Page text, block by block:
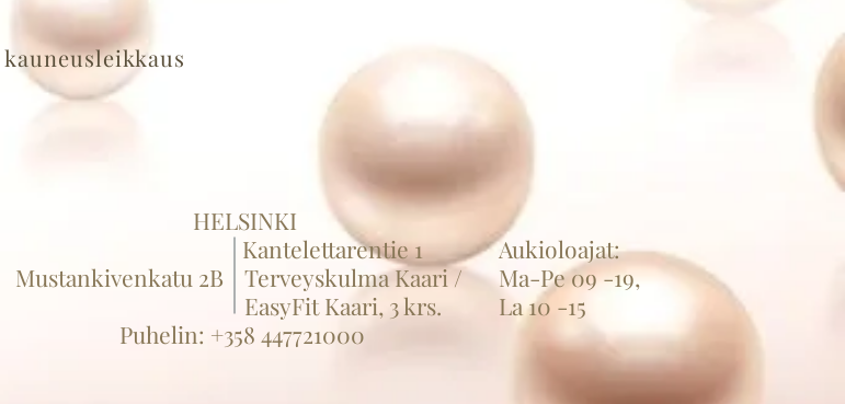
HELSINKI
Kantelettarentie 1
Mustankivenkatu 2B Terveyskulma Kaari /
EasyFit Kaari, 3 krs.
Puhelin: +358 447721000
Aukioloajat:
Ma-Pe 09 -19,
La 10 -15